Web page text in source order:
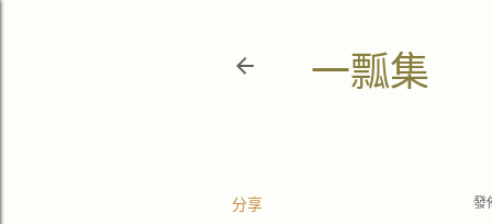
一瓢集
分享 發